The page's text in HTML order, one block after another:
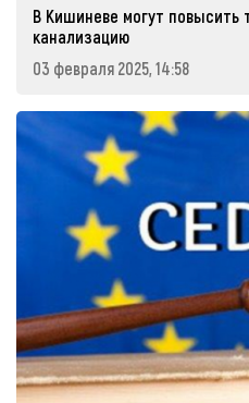
В Кишиневе могут повысить
канализацию
03 февраля 2025, 14:58